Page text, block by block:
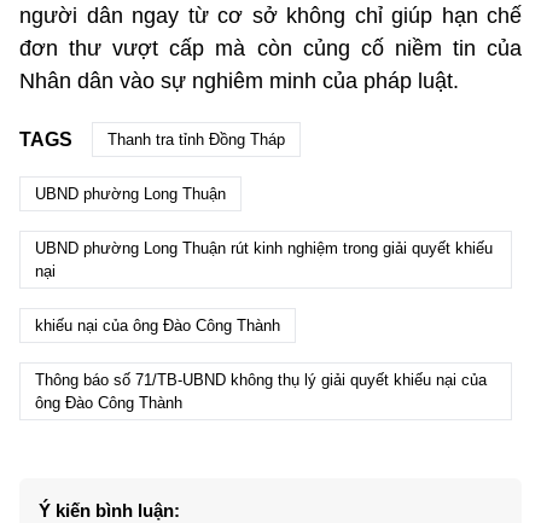
người dân ngay từ cơ sở không chỉ giúp hạn chế
đơn thư vượt cấp mà còn củng cố niềm tin của
Nhân dân vào sự nghiêm minh của pháp luật.
TAGS Thanh tra tỉnh Đồng Tháp
UBND phường Long Thuận
UBND phường Long Thuận rút kinh nghiệm trong giải quyết khiếu
nại
khiếu nại của ông Đào Công Thành
Thông báo số 71/TB-UBND không thụ lý giải quyết khiếu nại của
ông Đào Công Thành
Ý kiến bình luận: